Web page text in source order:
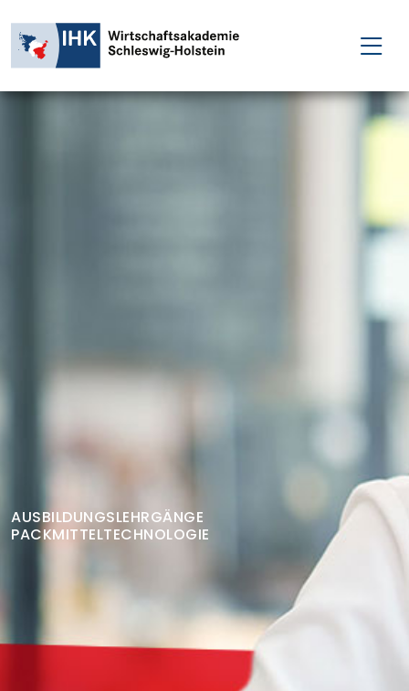
FÜR EINZELPERSONEN
Finden Sie Ihre Weiterbildung
SUCHEN
AUSBILDUNGSLEHRGÄNGE
PACKMITTELTECHNOLOGIE